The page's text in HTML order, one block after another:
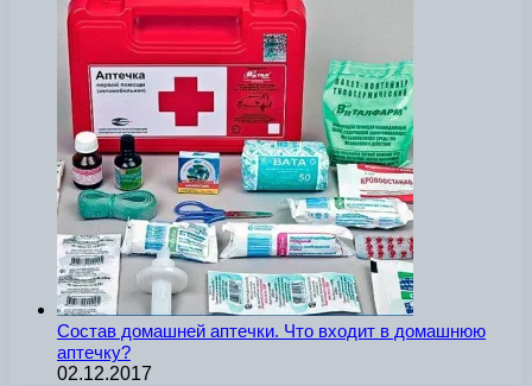
Состав домашней аптечки. Что входит в домашнюю
аптечку?
02.12.2017